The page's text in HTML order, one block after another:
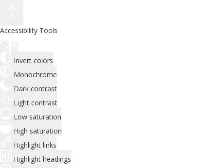
Accessibility Tools
Invert colors
Monochrome
Dark contrast
Light contrast
Low saturation
High saturation
Highlight links
Highlight headings